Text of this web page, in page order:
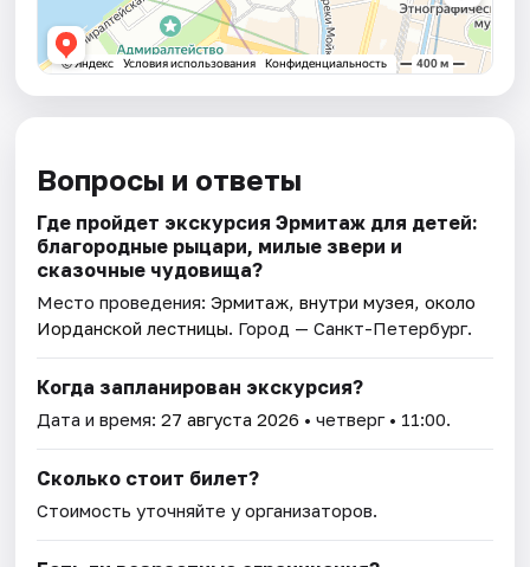
Вопросы и ответы
Где пройдет экскурсия Эрмитаж для детей:
благородные рыцари, милые звери и
сказочные чудовища?
Место проведения:Эрмитаж, внутри музея, около
Иорданской лестницы. Город — Санкт-Петербург.
Когда запланирован экскурсия?
Дата и время:27 августа 2026 • четверг • 11:00.
Сколько стоит билет?
Стоимость уточняйте у организаторов.